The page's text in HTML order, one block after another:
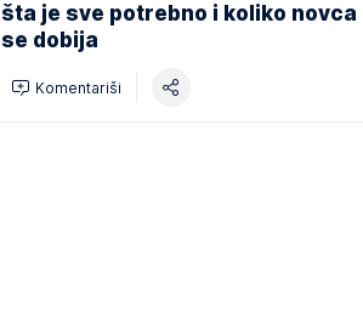
šta je sve potrebno i koliko novca
se dobija
Komentariši